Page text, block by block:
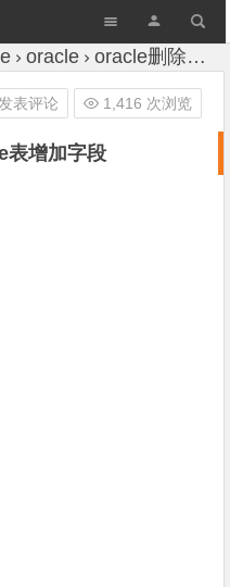
oracle oracle删除表字段和oracle表增加字段
表增加字段
发表评论 1,416 次浏览